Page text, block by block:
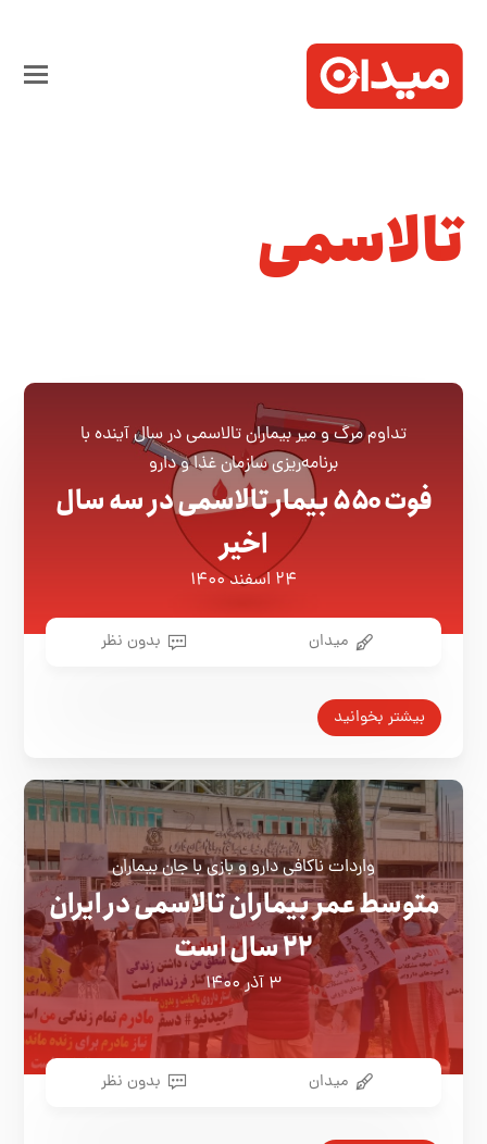
تالاسمی
تداوم مرگ و میر بیماران تالاسمی در سال آینده با
برنامه‌ریزی سازمان غذا و دارو
فوت ۵۵۰ بیمار تالاسمی در سه سال
اخیر
۲۴ اسفند ۱۴۰۰
میدان بدون نظر
بیشتر بخوانید
واردات ناکافی دارو و بازی با جان بیماران
متوسط عمر بیماران تالاسمی در ایران
۲۲ سال است
۳ آذر ۱۴۰۰
میدان بدون نظر